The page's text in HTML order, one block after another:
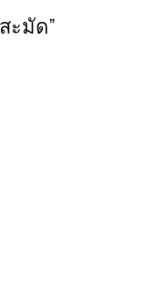
ะมัด”